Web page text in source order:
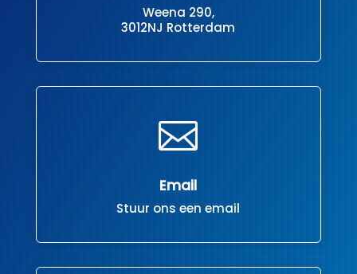
Weena 290,
3012NJ Rotterdam

Email
Stuur ons een email